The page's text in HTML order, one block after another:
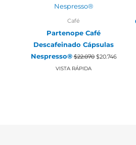
Café
Partenope Café
Descafeinado Cápsulas
Nespresso® $22.070 El
precio
$20.746El
precio
VISTA RÁPIDA